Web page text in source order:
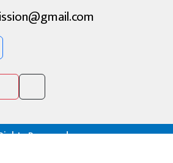
Reserved.